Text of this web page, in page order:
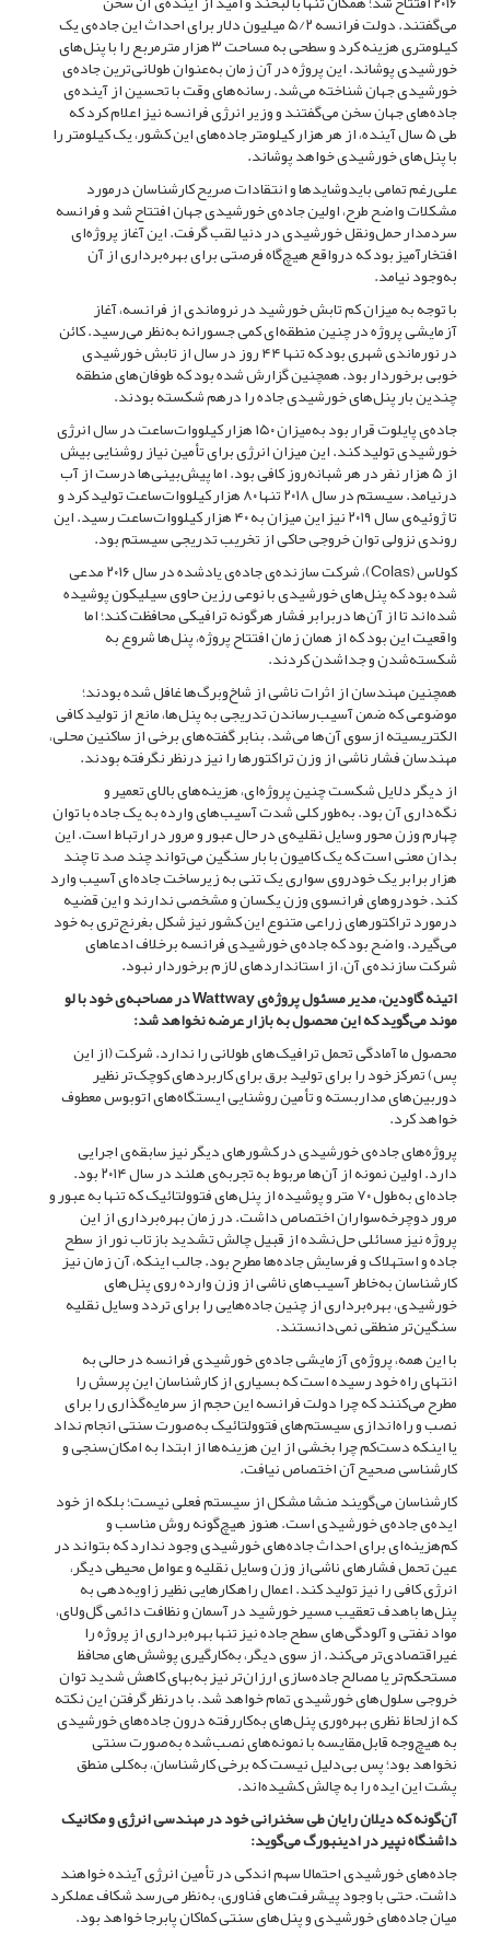
می‌‌گفتند. دولت فرانسه ۵/۲ میلیون دلار برای احداث این جاده‌‌ی یک
کیلومتری هزینه کرد و سطحی به مساحت ۳ هزار مترمربع را با پنل‌‌های
خورشیدی پوشاند. این پروژه در آن زمان به‌‌عنوان طولانی‌‌ترین جاده‌‌ی
خورشیدی جهان شناخته می‌‌شد. رسانه‌‌های وقت با تحسین از آینده‌‌ی
جاده‌‌های جهان سخن می‌‌گفتند و وزیر انرژی فرانسه نیز اعلام کرد که
طی ۵ سال آینده، از هر هزار کیلومتر جاده‌‌های این کشور، یک کیلومتر را
با پنل‌‌های خورشیدی خواهد پوشاند.
علی‌‌رغم تمامی بایدوشایدها و انتقادات صریح کارشناسان درمورد
مشکلات واضح طرح، اولین جاده‌‌ی خورشیدی جهان افتتاح شد و فرانسه
سردمدار حمل‌‌ونقل خورشیدی در دنیا لقب گرفت. این آغاز پروژه‌ای
افتخارآمیز بود که درواقع هیچ‌گاه فرصتی برای بهره‌‌برداری از آن
به‌وجود نیامد.
با توجه به میزان کم تابش خورشید در نروماندی از فرانسه، آغاز
آزمایشی پروژه در چنین منطقه‌‌ای کمی جسورانه به‌‌نظر می‌‌رسید. کائن
در نورماندی شهری بود که تنها ۴۴ روز در سال از تابش خورشیدی
خوبی برخوردار بود. همچنین گزارش شده بود که طوفان‌‌های منطقه
چندین بار پنل‌‌های خورشیدی جاده را درهم شکسته بودند.
جاده‌‌ی پایلوت قرار بود به‌‌میزان ۱۵۰ هزار کیلووات‌‌ساعت در سال انرژی
خورشیدی تولید کند. این میزان انرژی برای تأمین نیاز روشنایی بیش
از ۵ هزار نفر در هر شبانه‌‌روز کافی بود. اما پیش‌‌بینی‌‌ها درست از آب
درنیامد. سیستم در سال ۲۰۱۸ تنها ۸۰ هزار کیلووات‌‌ساعت تولید کرد و
تا ژوئیه‌‌ی سال ۲۰۱۹ نیز این میزان به ۴۰ هزار کیلووات‌‌ساعت رسید. این
روندی نزولی توان خروجی حاکی از تخریب تدریجی سیستم بود.
کولاس (Colas)، شرکت سازنده‌‌ی جاده‌ی یادشده در سال ۲۰۱۶ مدعی
شده بود که پنل‌‌های خورشیدی با نوعی رزین حاوی سیلیکون پوشیده
شده‌اند تا از آن‌‌ها دربرابر فشار هرگونه ترافیکی محافظت کند؛ اما
واقعیت این بود که از همان زمان افتتاح پروژه، پنل‌‌ها شروع به
شکسته‌‌شدن و جداشدن کردند.
همچنین مهندسان از اثرات ناشی از شاخ‌وبرگ‌‌ها غافل شده بودند؛
موضوعی که ضمن آسیب‌‌رساندن تدریجی به پنل‌‌ها، مانع از تولید کافی
الکتریسیته ازسوی آن‌‌ها می‌‌شد. بنابر گفته‌‌های برخی از ساکنین محلی،
مهندسان فشار ناشی از وزن تراکتورها را نیز درنظر نگرفته بودند.
از دیگر دلایل شکست چنین پروژه‌‌ای، هزینه‌‌های بالای تعمیر و
نگه‌‌داری آن بود. به‌‌طور کلی شدت آسیب‌‌های وارده به یک جاده با توان
چهارم وزن محور وسایل نقلیه‌‌ی در حال عبور و مرور در ارتباط است. این
بدان معنی است که یک کامیون با بار سنگین می‌‌تواند چند صد تا چند
هزار برابر یک خودروی سواری یک تنی به زیرساخت جاده‌‌ای آسیب وارد
کند. خودروهای فرانسوی وزن یکسان و مشخصی ندارند و این قضیه
درمورد تراکتورهای زراعی متنوع این کشور نیز شکل بغرنج‌‌تری به خود
می‌‌گیرد. واضح بود که جاده‌‌ی خورشیدی فرانسه برخلاف ادعاهای
شرکت سازنده‌‌ی آن، از استانداردهای لازم برخوردار نبود.
اتینه گاودین، مدیر مسئول پروژه‌‌ی Wattway در مصاحبه‌‌ی خود با لو
موند می‌‌گوید که این محصول به بازار عرضه نخواهد شد:
محصول ما آمادگی تحمل ترافیک‌‌های طولانی را ندارد. شرکت (از این
پس) تمرکز خود را برای تولید برق برای کاربردهای کوچک‌تر نظیر
دوربین‌‌های مداربسته و تأمین روشنایی ایستگاه‌‌های اتوبوس معطوف
خواهد کرد.
پروژه‌های جاده‌ی خورشیدی در کشورهای دیگر نیز سابقه‌‌ی اجرایی
دارد. اولین نمونه از آن‌‌ها مربوط به تجربه‌‌ی هلند در سال ۲۰۱۴ بود.
جاده‌‌ای به‌‌طول ۷۰ متر و پوشیده از پنل‌‌های فتوولتائیک که تنها به عبور و
مرور دوچرخه‌‌سواران اختصاص داشت. در زمان بهره‌‌برداری از این
پروژه نیز مسائلی حل‌‌نشده از قبیل چالش تشدید بازتاب نور از سطح
جاده و استهلاک و فرسایش جاده‌‌ها مطرح بود. جالب اینکه، آن زمان نیز
کارشناسان به‌‌خاطر آسیب‌‌های ناشی از وزن وارده روی پنل‌‌های
خورشیدی، بهره‌‌برداری از چنین جاده‌‌هایی را برای تردد وسایل نقلیه
سنگین‌‌تر منطقی نمی‌‌دانستند.
با این همه، پروژه‌‌ی آزمایشی جاده‌‌ی خورشیدی فرانسه در حالی به
انتهای راه خود رسیده است که بسیاری از کارشناسان این پرسش را
مطرح می‌‌کنند که چرا دولت فرانسه این حجم از سرمایه‌‌گذاری را برای
نصب و راه‌‌اندازی سیستم‌‌های فتوولتائیک به‌‌صورت سنتی انجام نداد
یا اینکه دست‌کم چرا بخشی از این هزینه‌‌ها از ابتدا به امکان‌‌سنجی و
کارشناسی صحیح آن اختصاص نیافت.
کارشناسان می‌‌گویند منشا مشکل از سیستم فعلی نیست؛ بلکه از خود
ایده‌‌ی جاده‌‌ی خورشیدی است. هنوز هیچ‌‌گونه روش مناسب و
کم‌‌هزینه‌‌ای برای احداث جاده‌‌های خورشیدی وجود ندارد که بتواند در
عین تحمل فشارهای ناشی‌‌از وزن وسایل نقلیه و عوامل محیطی دیگر،
انرژی کافی را نیز تولید کند. اعمال راهکارهایی نظیر زاویه‌‌دهی به
پنل‌‌ها باهدف تعقیب مسیر خورشید در آسمان و نظافت دائمی گل‌‌و‌‌لای،
مواد نفتی و آلودگی‌‌های سطح جاده نیز تنها بهره‌‌برداری از پروژه را
غیراقتصادی‌‌تر می‌‌کند. از سوی دیگر، به‌‌کارگیری پوشش‌‌های محافظ
مستحکم‌‌تر یا مصالح جاده‌‌سازی ارزان‌‌تر نیز به‌‌بهای کاهش شدید توان
خروجی سلول‌‌های خورشیدی تمام خواهد شد. با درنظر گرفتن این نکته
که ازلحاظ نظری بهره‌‌وری پنل‌‌های به‌‌کاررفته درون جاده‌‌های خورشیدی
به هیچ‌‌وجه قابل‌‌مقایسه با نمونه‌‌های نصب‌‌شده به‌‌صورت سنتی
نخواهد بود؛ پس بی‌‌دلیل نیست که برخی کارشناسان، به‌‌کلی منطق
پشت این ایده را به چالش کشیده‌‌اند.
آن‌‌گونه که دیلان رایان طی سخنرانی خود در مهندسی انرژی و مکانیک
داشنگاه نپیر در ادینبورگ می‌‌گوید:
جاده‌‌های خورشیدی احتمالا سهم اندکی در تأمین انرژی آینده خواهند
داشت. حتی با وجود پیشرفت‌‌های فناوری، به‌‌نظر می‌‌رسد شکاف عملکرد
میان جاده‌‌های خورشیدی و پنل‌‌های سنتی کماکان پابرجا خواهد بود.